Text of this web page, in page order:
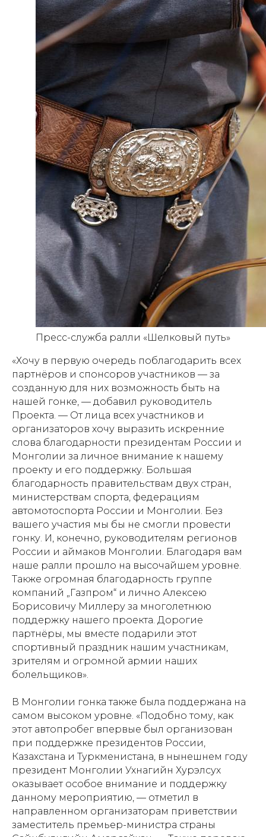
Пресс-служба ралли «Шелковый путь»
«Хочу в первую очередь поблагодарить всех
партнёров и спонсоров участников — за
созданную для них возможность быть на
нашей гонке, — добавил руководитель
Проекта. — От лица всех участников и
организаторов хочу выразить искренние
слова благодарности президентам России и
Монголии за личное внимание к нашему
проекту и его поддержку. Большая
благодарность правительствам двух стран,
министерствам спорта, федерациям
автомотоспорта России и Монголии. Без
вашего участия мы бы не смогли провести
гонку. И, конечно, руководителям регионов
России и аймаков Монголии. Благодаря вам
наше ралли прошло на высочайшем уровне.
Также огромная благодарность группе
компаний „Газпром“ и лично Алексею
Борисовичу Миллеру за многолетнюю
поддержку нашего проекта. Дорогие
партнёры, мы вместе подарили этот
спортивный праздник нашим участникам,
зрителям и огромной армии наших
болельщиков».
В Монголии гонка также была поддержана на
самом высоком уровне. «Подобно тому, как
этот автопробег впервые был организован
при поддержке президентов России,
Казахстана и Туркменистана, в нынешнем году
президент Монголии Ухнагийн Хурэлсух
оказывает особое внимание и поддержку
данному мероприятию, — отметил в
направленном организаторам приветствии
заместитель премьер-министра страны